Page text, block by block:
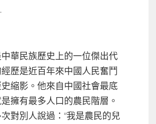
華民族歷史上的一位傑出代
歷是近百年來中國人民奮鬥
縮影。他來自中國社會最底
擁有最多人口的農民階層。
對別人說過：“我是農民的兒